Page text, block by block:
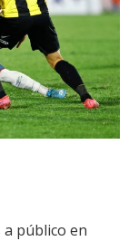
público en